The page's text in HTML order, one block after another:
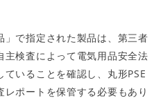
」で指定された製品は、第三者
検査によって電気用品安全法
いることを確認し、丸形PSE
ポートを保管する必要もあり